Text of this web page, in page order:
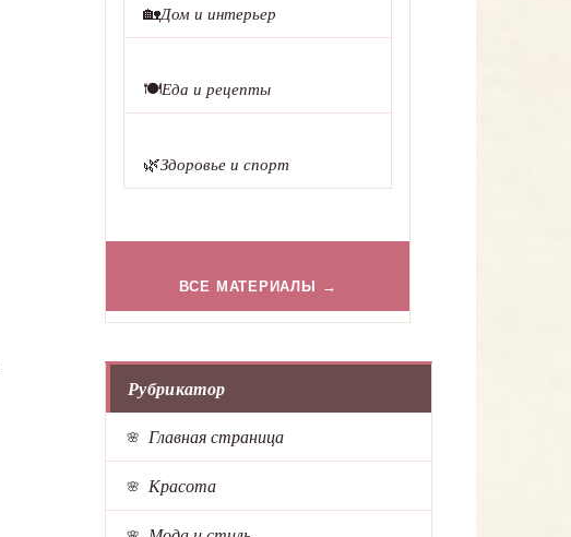
🏡Дом и интерьер
🍽️Еда и рецепты
🌿Здоровье и спорт
ВСЕ МАТЕРИАЛЫ →
Рубрикатор
Главная страница
Красота